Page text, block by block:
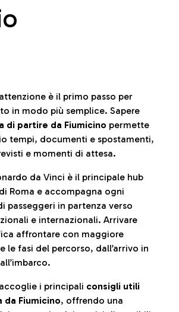
è il primo passo per
in modo più semplice. Sapere
di partire da Fiumicino permette
tempi, documenti e spostamenti,
e momenti di attesa.
da Vinci è il principale hub
Roma e accompagna ogni
passeggeri in partenza verso
e internazionali. Arrivare
affrontare con maggiore
le fasi del percorso, dall’arrivo in
i principali consigli utili
da Fiumicino, offrendo una